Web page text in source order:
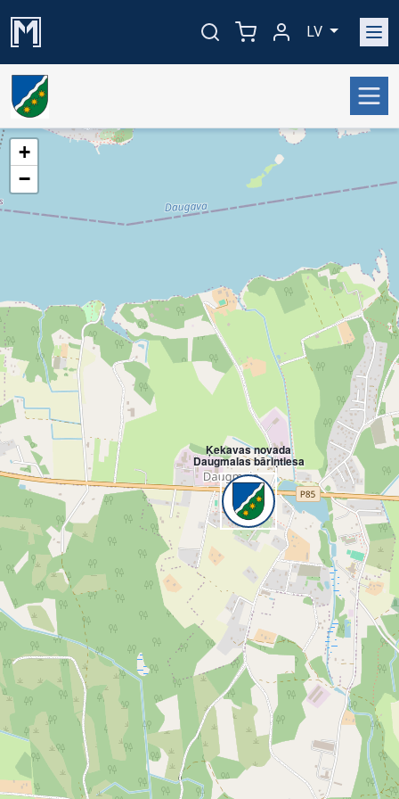
LV
Ķekavas novada
Daugmalas bāriņtiesa
+
−